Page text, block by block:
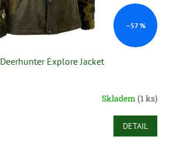
–57 %
Explore Jacket
Skladem (1 ks)
DETAIL